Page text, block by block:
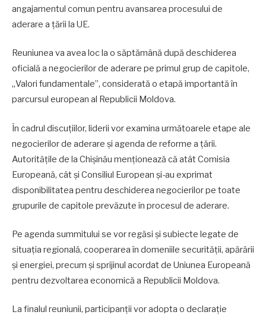
angajamentul comun pentru avansarea procesului de
aderare a țării la UE.
Reuniunea va avea loc la o săptămână după deschiderea
oficială a negocierilor de aderare pe primul grup de capitole,
„Valori fundamentale”, considerată o etapă importantă în
parcursul european al Republicii Moldova.
În cadrul discuțiilor, liderii vor examina următoarele etape ale
negocierilor de aderare și agenda de reforme a țării.
Autoritățile de la Chișinău menționează că atât Comisia
Europeană, cât și Consiliul European și-au exprimat
disponibilitatea pentru deschiderea negocierilor pe toate
grupurile de capitole prevăzute în procesul de aderare.
Pe agenda summitului se vor regăsi și subiecte legate de
situația regională, cooperarea în domeniile securității, apărării
și energiei, precum și sprijinul acordat de Uniunea Europeană
pentru dezvoltarea economică a Republicii Moldova.
La finalul reuniunii, participanții vor adopta o declarație